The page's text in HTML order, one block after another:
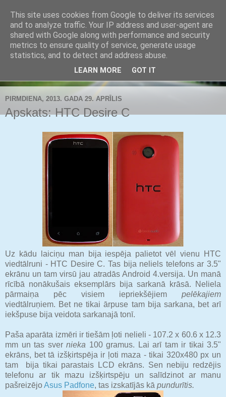
Buldozers.Lv
Subjektīvi par svarīgāko.
PIRMDIENA, 2013. GADA 29. APRĪLIS
Apskats: HTC Desire C
Uz kādu laiciņu man bija iespēja palietot vēl vienu HTC
viedtālruni - HTC Desire C. Tas bija neliels telefons ar 3.5"
ekrānu un tam virsū jau atradās Android 4.versija. Un manā
rīcībā nonākušais eksemplārs bija sarkanā krāsā. Neliela
pārmaiņa pēc visiem iepriekšējiem pelēkajiem
viedtālruņiem. Bet ne tikai ārpuse tam bija sarkana, bet arī
iekšpuse bija veidota sarkanajā tonī.
Paša aparāta izmēri ir tiešām ļoti nelieli - 107.2 x 60.6 x 12.3
mm un tas sver nieka 100 gramus. Lai arī tam ir tikai 3.5"
ekrāns, bet tā izšķirtspēja ir ļoti maza - tikai 320x480 px un
tam bija tikai parastais LCD ekrāns. Sen nebiju redzējis
telefonu ar tik mazu izšķirtspēju un salīdzinot ar manu
pašreizējoAsus Padfone, tas izskatījās kā pundurītis.
This site uses cookies from Google to deliver its services
and to analyze traffic. Your IP address and user-agent are
shared with Google along with performance and security
metrics to ensure quality of service, generate usage
statistics, and to detect and address abuse.
LEARN MORE GOT IT